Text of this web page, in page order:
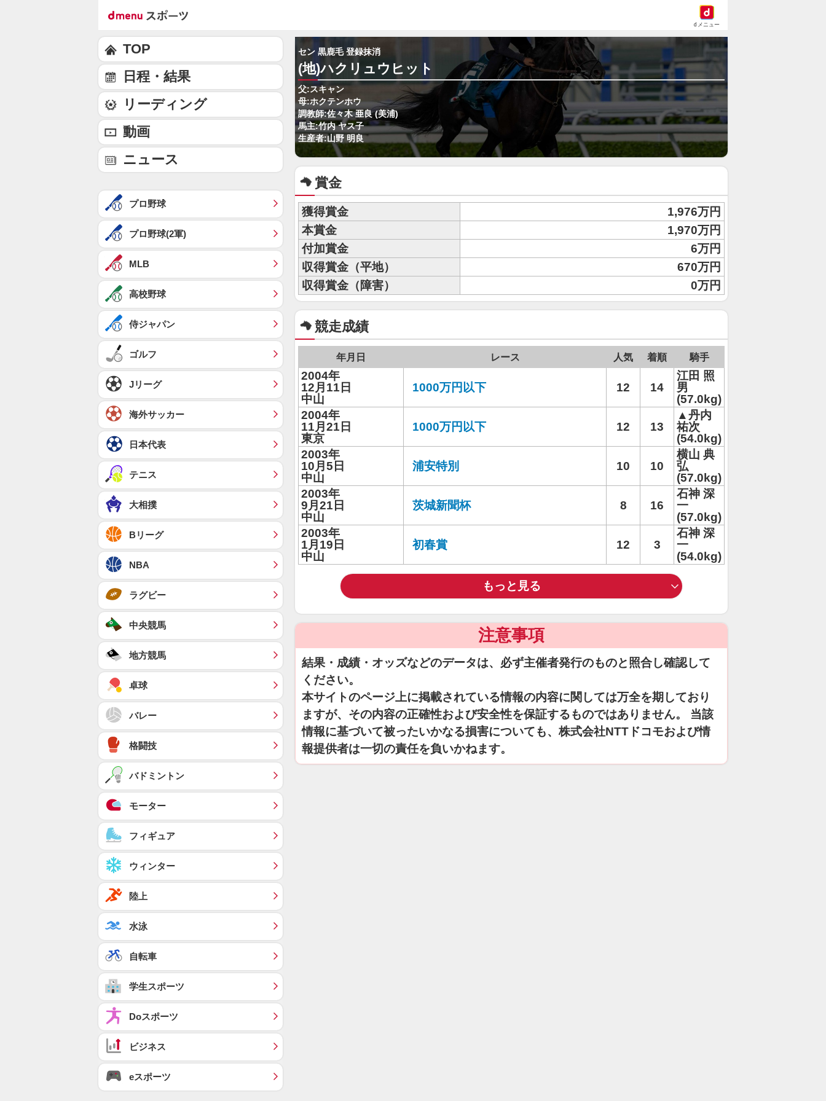
dメニュー
セン 黒鹿毛 登録抹消
(地)ハクリュウヒット
父:スキャン
母:ホクテンホウ
調教師:佐々木 亜良 (美浦)
馬主:竹内 ヤス子
生産者:山野 明良
賞金
獲得賞金
1,976万円
本賞金
1,970万円
付加賞金
6万円
収得賞金（平地）
670万円
収得賞金（障害）
0万円
競走成績
年月日 レース 人気 着順 騎手
2004年
12月11日
中山
1000万円以下 12 14
江田 照
男
(57.0kg)
2004年
11月21日
東京
1000万円以下 12 13
▲丹内
祐次
(54.0kg)
2003年
10月5日
中山
浦安特別 10 10
横山 典
弘
(57.0kg)
2003年
9月21日
中山
茨城新聞杯 8 16
石神 深
一
(57.0kg)
2003年
1月19日
中山
初春賞 12 3
石神 深
一
(54.0kg)
もっと見る
注意事項
結果・成績・オッズなどのデータは、必ず主催者発行のものと照合し確認して
ください。
本サイトのページ上に掲載されている情報の内容に関しては万全を期しており
ますが、その内容の正確性および安全性を保証するものではありません。 当該
情報に基づいて被ったいかなる損害についても、株式会社NTTドコモおよび情
報提供者は一切の責任を負いかねます。
TOP
日程・結果
リーディング
動画
ニュース
プロ野球
プロ野球(2軍)
MLB
高校野球
侍ジャパン
ゴルフ
Jリーグ
海外サッカー
日本代表
テニス
大相撲
Bリーグ
NBA
ラグビー
中央競馬
地方競馬
卓球
バレー
格闘技
バドミントン
モーター
フィギュア
ウィンター
陸上
水泳
自転車
学生スポーツ
Doスポーツ
ビジネス
eスポーツ